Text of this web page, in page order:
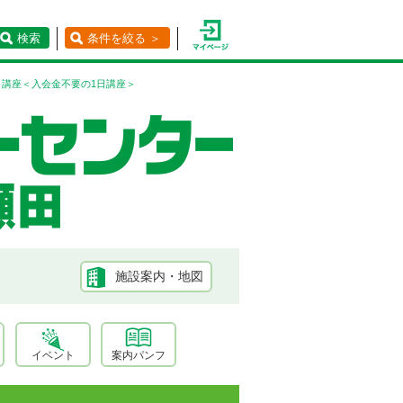
検索 条件を絞る ＞
座＜入会金不要の1日講座＞
施設案内・地図
イベント 案内パンフ